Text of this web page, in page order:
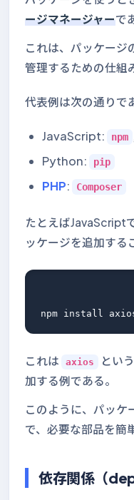
ージマネージャーで
これは、パッケージ
管理するための仕組
代表例は次の通りで
JavaScript: npm
Python: pip
PHP: Composer
たとえばJavaScript
ッケージを追加する
これは axios
とい
加する例である。
このように、パッケ
で、必要な部品を簡
依存関係（